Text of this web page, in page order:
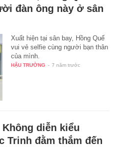
đàn ông này ở sân
Xuất hiện tại sân bay, Hồng Quế
vui vẻ selfie cùng người bạn thân
của mình.
HẬU TRƯỜNG - 7 năm trước
diễn kiểu
Trinh đằm thắm đến